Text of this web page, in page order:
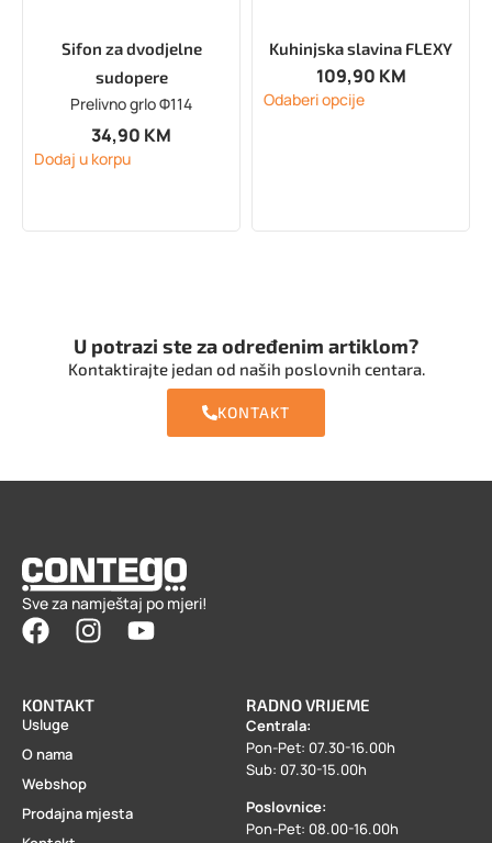
Sifon za dvodjelne
sudopere
Prelivno grlo Φ114
34,90 KM
Dodaj u korpu
Kuhinjska slavina FLEXY
109,90 KM
Odaberi opcije
U potrazi ste za određenim artiklom?
Kontaktirajte jedan od naših poslovnih centara.
KONTAKT
Sve za namještaj po mjeri!
KONTAKT
Usluge
O nama
Webshop
Prodajna mjesta
RADNO VRIJEME
Centrala:
Pon-Pet: 07.30-16.00h
Sub: 07.30-15.00h
Poslovnice:
Pon-Pet: 08.00-16.00h